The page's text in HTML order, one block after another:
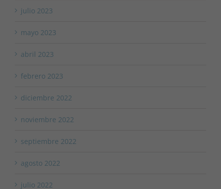
julio 2023
mayo 2023
abril 2023
febrero 2023
diciembre 2022
noviembre 2022
septiembre 2022
agosto 2022
julio 2022